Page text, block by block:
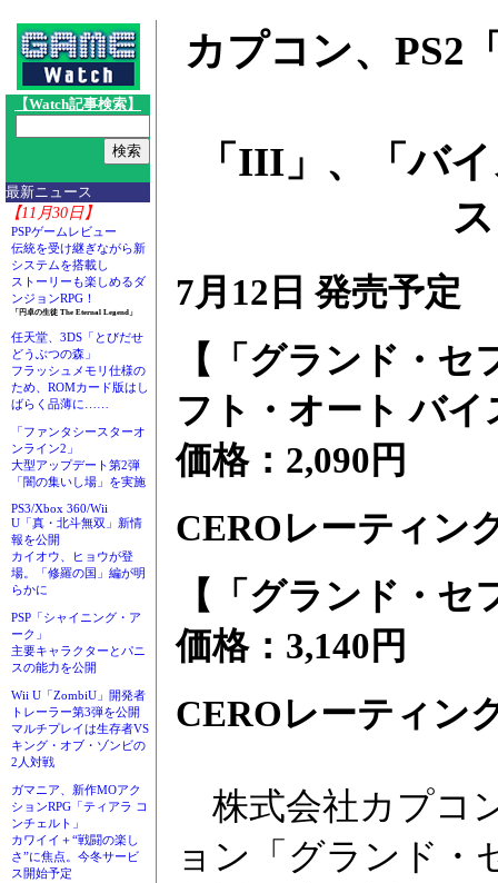
【Watch記事検索】
最新ニュース
【11月30日】
PSPゲームレビュー
伝統を受け継ぎながら新
システムを搭載し
ストーリーも楽しめるダ
ンジョンRPG！
「円卓の生徒 The Eternal Legend」
任天堂、3DS「とびだせ
どうぶつの森」
フラッシュメモリ仕様の
ため、ROMカード版はし
ばらく品薄に……
「ファンタシースターオ
ンライン2」
大型アップデート第2弾
「闇の集いし場」を実施
PS3/Xbox 360/Wii
U「真・北斗無双」新情
報を公開
カイオウ、ヒョウが登
場。「修羅の国」編が明
らかに
PSP「シャイニング・ア
ーク」
主要キャラクターとパニ
スの能力を公開
Wii U「ZombiU」開発者
トレーラー第3弾を公開
マルチプレイは生存者VS
キング・オブ・ゾンビの
2人対戦
ガマニア、新作MOアク
ションRPG「ティアラ コ
ンチェルト」
カワイイ＋“戦闘の楽し
さ”に焦点。今冬サービ
ス開始予定
カプコン、PS2
「III」、「バ
7月12日 発売予定
【「グランド・
フト・オート バ
価格：2,090円
CEROレーティン
【「グランド・
価格：3,140円
CEROレーティン
株式会社カプコ
ョン「グランド・